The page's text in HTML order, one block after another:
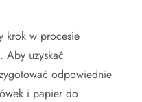
krok w procesie
Aby uzyskać
odpowiednie
i papier do